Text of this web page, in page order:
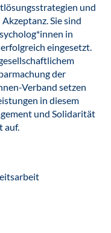
und
Sie sind
in
eingesetzt.
der
Verband setzen
in diesem
und Solidarität
auf.